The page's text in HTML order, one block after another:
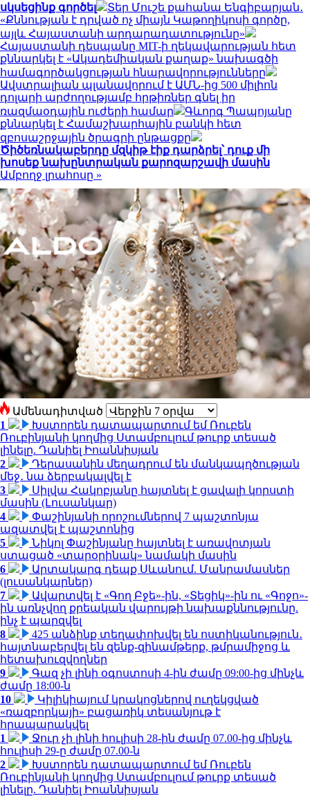
սկսեցինք գործել
Տեր Մուշե քահանա Ենգիբարյան․
«Քննության է դրված ոչ միայն Կաթողիկոսի գործը,
այլև Հայաստանի արդարադատությունը»
Հայաստանի դեսպանը MIT-ի ղեկավարության հետ
քննարկել է «Ակադեմիական քաղաք» նախագծի
համագործակցության հնարավորությունները
Ավստրալիան պլանավորում է ԱՄՆ-ից 500 միլիոն
դոլարի արժողությամբ հրթիռներ գնել իր
ռազմաօդային ուժերի համար
Գևորգ Պապոյանը
քննարկել է Համաշխարհային բանկի հետ
զբոսաշրջային ծրագրի ընթացքը
Ծիծեռնակաբերդը մզկիթ էիք դարձրել՝ դուք մի
խոսեք նախընտրական քարոզարշավի մասին
Ամբողջ լրահոսը »
Ամենադիտված
1
Խստորեն դատապարտում եմ Ռուբեն
Ռուբինյանի կողմից Ստամբուլում թուրք տեսած
լինելը. Դանիել Իոաննիսյան
2
Դերասանին մեղադրում են մանկապղծության
մեջ․ նա ձերբակալվել է
3
Սիլվա Հակոբյանը հայտնել է ցավալի կորստի
մասին (Լուսանկար)
4
Փաշինյանի որոշումներով 7 պաշտոնյա
ազատվել է պաշտոնից
5
Նիկոլ Փաշինյանը հայտնել է առավոտյան
ստացած «տարօրինակ» նամակի մասին
6
Արտակարգ դեպք Սևանում. Մանրամասներ
(լուսանկարներ)
7
Ավարտվել է «Գող Բջե»-ին, «Տեցիկ»-ին ու «Գոջո»-
ին առնչվող քրեական վարույթի նախաքննությունը.
ինչ է պարզվել
8
425 անձինք տեղափոխվել են ոստիկանություն․
հայտնաբերվել են զենք-զինամթերք, թմրամիջոց և
հետախուզվողներ
9
Գազ չի լինի օգոստոսի 4-ին ժամը 09:00-ից մինչև
ժամը 18:00-ն
10
Կիլիկիայում կրակոցներով ուղեկցված
«ռազբորկայի» բացառիկ տեսանյութ է
հրապարակվել
1
Ջուր չի լինի հուլիսի 28-ին ժամը 07.00-ից մինչև
հուլիսի 29-ը ժամը 07.00-ն
2
Խստորեն դատապարտում եմ Ռուբեն
Ռուբինյանի կողմից Ստամբուլում թուրք տեսած
լինելը. Դանիել Իոաննիսյան